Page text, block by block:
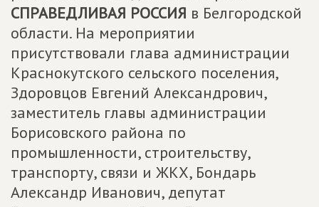
СПРАВЕДЛИВАЯ РОССИЯ в Белгородской
области. На мероприятии
присутствовали глава администрации
Краснокутского сельского поселения,
Здоровцов Евгений Александрович,
заместитель главы администрации
Борисовского района по
промышленности, строительству,
транспорту, связи и ЖКХ, Бондарь
Александр Иванович, депутат